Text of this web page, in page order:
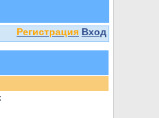
Регистрация Вход